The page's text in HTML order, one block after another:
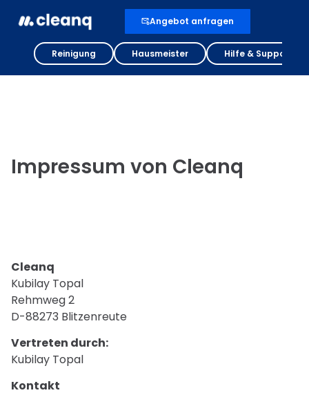
Reinigung Hausmeister Hilfe & Support
Angebot anfragen
Impressum von Cleanq
Cleanq
Kubilay Topal
Rehmweg 2
D-88273 Blitzenreute
Vertreten durch:
Kubilay Topal
Kontakt